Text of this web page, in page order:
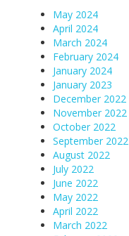
May 2024
April 2024
March 2024
February 2024
January 2024
January 2023
December 2022
November 2022
October 2022
September 2022
August 2022
July 2022
June 2022
May 2022
April 2022
March 2022